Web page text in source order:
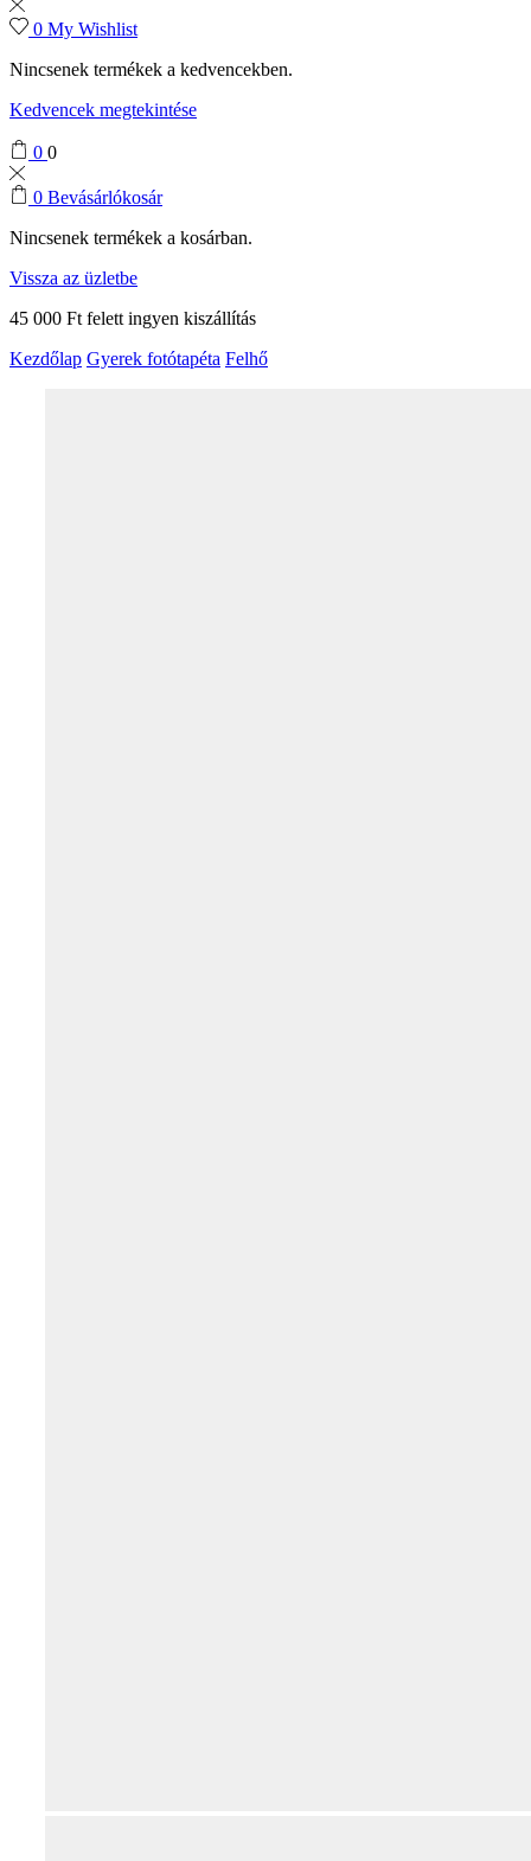
0 My Wishlist
Nincsenek termékek a kedvencekben.
Kedvencek megtekintése
0 0
0 Bevásárlókosár
Nincsenek termékek a kosárban.
Vissza az üzletbe
45 000 Ft felett ingyen kiszállítás
Kezdőlap Gyerek fotótapéta Felhő